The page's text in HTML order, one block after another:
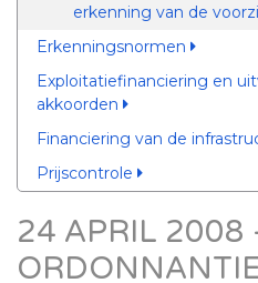
erkenning van de
Erkenningsnormen
Exploitatiefinanciering en
akkoorden
Financiering van de
Prijscontrole
24 APRIL 2008